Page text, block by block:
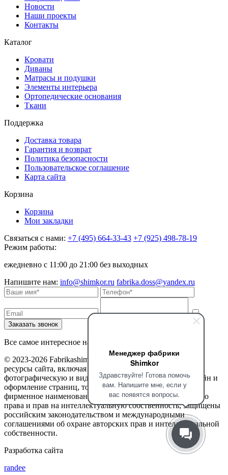
Менеджер фабрики
Shimkor
Здравствуйте! Готова помочь
вам. Напишите мне, если у
вас появятся вопросы.
Новости
Наши проекты
Контакты
Каталог
Кровати
Диваны
Матрасы и подушки
Элементы интерьера
Ортопедические основания
Ткани
Поддержка
Доставка товара
Гарантия и возврат
Политика безопасности
Пользовательское соглашение
Карта сайта
Корзина
Корзина
Мои закладки
Связаться с нами: +7 (495) 664-33-43 +7 (925) 498-78-19
Режим работы:
ежедневно с 11:00 до 21:00 без выходных
Напишите нам: info@shimkor.ru fabrika.doss@yandex.ru
Все самое интересное на наших страницах в соцсетях
© 2023-2026 Fabrikashimkor. Все права защищены. Все
ресурсы сайта, включая текстовую, графическую,
фотографическую и видео информацию, структуру, дизайн и
оформление страниц, товарные знаки, доменное имя,
фирменное наименование являются объектами авторского
права и прав на интеллектуальную собственность, защищены
российским законодательством и международными
соглашениями об охране авторских прав и интеллектуальной
собственности.
Разработка сайта
randee